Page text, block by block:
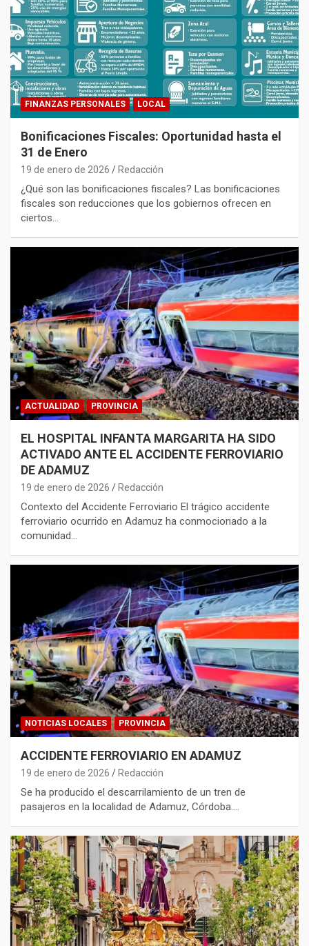
FINANZAS PERSONALES LOCAL
Bonificaciones Fiscales: Oportunidad hasta el
31 de Enero
19 de enero de 2026 Redacción
¿Qué son las bonificaciones fiscales? Las bonificaciones
fiscales son reducciones que los gobiernos ofrecen en
ciertos…
ACTUALIDAD PROVINCIA
EL HOSPITAL INFANTA MARGARITA HA SIDO
ACTIVADO ANTE EL ACCIDENTE FERROVIARIO
DE ADAMUZ
19 de enero de 2026 Redacción
Contexto del Accidente Ferroviario El trágico accidente
ferroviario ocurrido en Adamuz ha conmocionado a la
comunidad…
NOTICIAS LOCALES PROVINCIA
ACCIDENTE FERROVIARIO EN ADAMUZ
19 de enero de 2026 Redacción
Se ha producido el descarrilamiento de un tren de
pasajeros en la localidad de Adamuz, Córdoba.…